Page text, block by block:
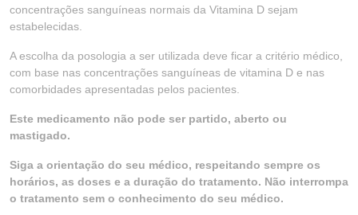
concentrações sanguíneas normais da Vitamina D sejam
estabelecidas.
A escolha da posologia a ser utilizada deve ficar a critério médico,
com base nas concentrações sanguíneas de vitamina D e nas
comorbidades apresentadas pelos pacientes.
Este medicamento não pode ser partido, aberto ou
mastigado.
Siga a orientação do seu médico, respeitando sempre os
horários, as doses e a duração do tratamento. Não interrompa
o tratamento sem o conhecimento do seu médico.